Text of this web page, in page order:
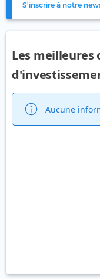
S'inscrire à notre
Les meilleures
Aucune